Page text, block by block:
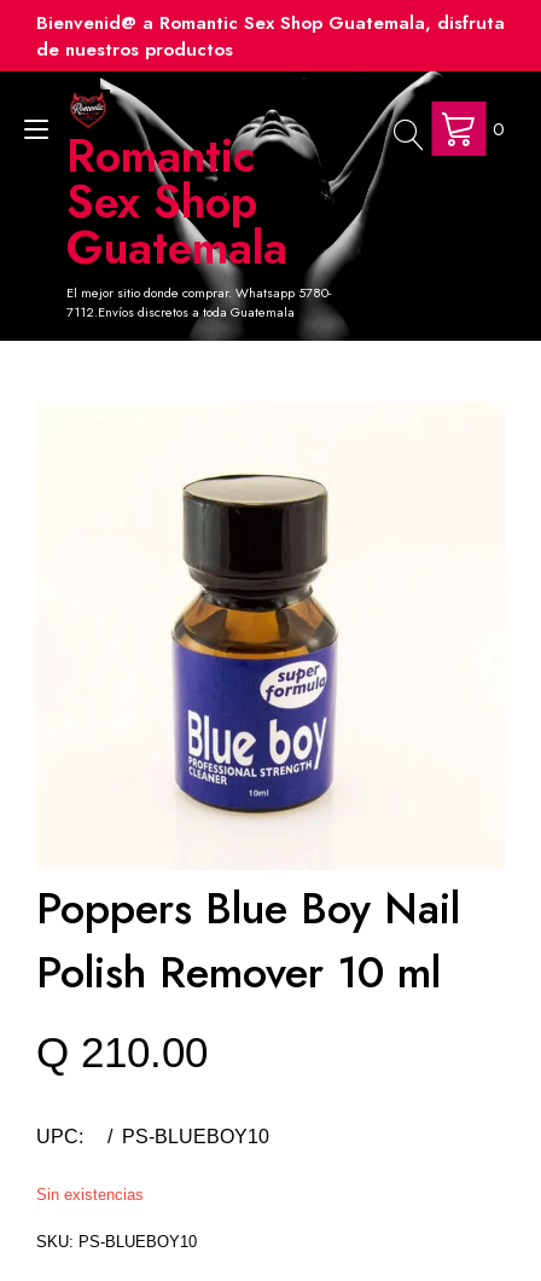
contenido
Bienvenid@ a Romantic Sex Shop Guatemala, disfruta
de nuestros productos
Romantic
Sex Shop
Guatemala
El mejor sitio donde comprar. Whatsapp 5780-
7112.Envíos discretos a toda Guatemala
Alternar
navegación
0
Poppers Blue Boy Nail
Polish Remover 10 ml
Q 210.00
UPC: / PS-BLUEBOY10
Sin existencias
SKU: PS-BLUEBOY10